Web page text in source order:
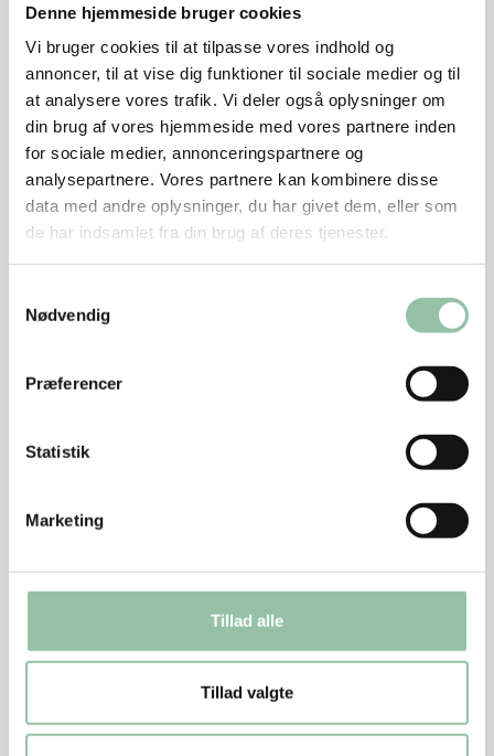
Denne hjemmeside bruger cookies
Vi bruger cookies til at tilpasse vores indhold og
annoncer, til at vise dig funktioner til sociale medier og til
at analysere vores trafik. Vi deler også oplysninger om
din brug af vores hjemmeside med vores partnere inden
for sociale medier, annonceringspartnere og
analysepartnere. Vores partnere kan kombinere disse
data med andre oplysninger, du har givet dem, eller som
de har indsamlet fra din brug af deres tjenester.
Nødvendig
Præferencer
Statistik
Marketing
Tillad alle
Tillad valgte
Kødet
Dup koteletterne tørre med køkkenrulle.
Krydr med salt og peber, evt. koriander.
Lad fedtstoffet blive gyldent på en pande ved god
varme.
Brun koteletterne 1 minut på hver side.
3 minutter på hver side.
Grøntsagerne kan varieres efter lyst, årstid og
velegnede: Porre, grønne asparges, majroe,
blegselleri og kål. Grøntsagerne snittes i tynde
Energifordeling
Nu hedder det minutkotelet fra gris. Før hed
udskæringen svinekotelet.